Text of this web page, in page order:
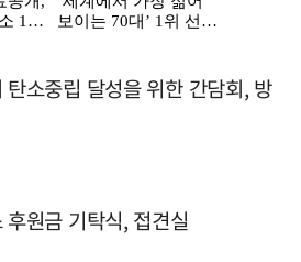
소중립 달성을 위한 간담회, 방
원금 기탁식, 접견실